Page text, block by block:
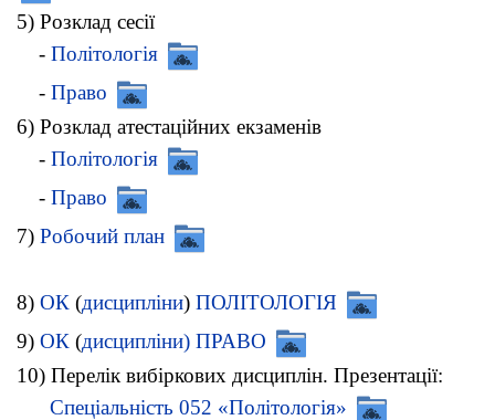
5) Розклад сесії
- Політологія
- Право
6) Розклад атестаційних екзаменів
- Політологія
- Право
7) Робочий план
8) ОК (дисципліни) ПОЛІТОЛОГІЯ
9) ОК (дисципліни) ПРАВО
10) Перелік вибіркових дисциплін. Презентації:
Спеціальність 052 «Політологія»